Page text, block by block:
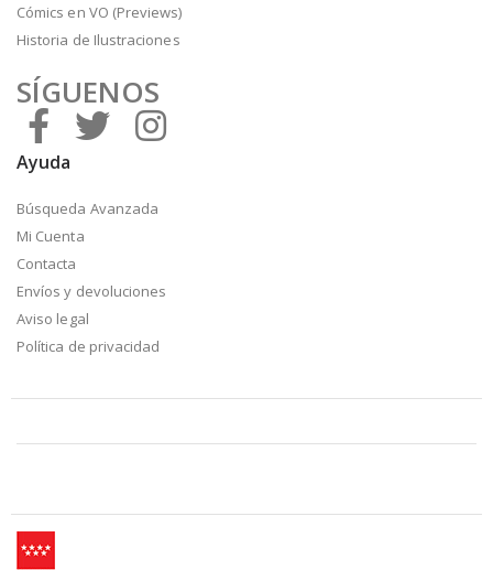
Cómics en VO (Previews)
Historia de Ilustraciones
SÍGUENOS
Ayuda
Búsqueda Avanzada
Mi Cuenta
Contacta
Envíos y devoluciones
Aviso legal
Política de privacidad